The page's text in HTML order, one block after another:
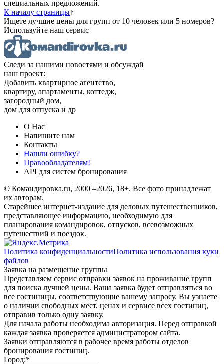
специальных предложений.
К началу страницы↑
Ищете лучшие цены для групп от 10 человек или 5 номеров?
Используйте наш сервис
Следи за нашими новостями и обсуждай
наш проект:
Добавить квартирное агентство,
квартиру, апартаменты, коттедж,
загородный дом,
дом для отпуска и др
О Нас
Напишите нам
Контакты
Нашли ошибку?
Правообладателям!
API для систем бронирования
© Командировка.ru, 2000 –2026, 18+. Все фото принадлежат
их авторам.
Старейшее интернет-издание для деловых путешественников,
представляющее информацию, необходимую для
планирования командировок, отпусков, всевозможных
путешествий и поездок.
Политика конфиденциальностиПолитика использования куки
файлов
Заявка на размещение группы
Представляем сервис отправки заявок на проживание групп
для поиска лучшей цены. Ваша заявка будет отправляться во
все гостиницы, соответствующие вашему запросу. Вы узнаете
о наличии свободных мест, ценах и сервисе всех гостиниц,
отправив только одну заявку.
Для начала работы необходима авторизация. Перед отправкой
каждая заявка проверяется администратором сайта.
Заявки отправляются в рабочее время работы отделов
бронирования гостиниц.
Город:*